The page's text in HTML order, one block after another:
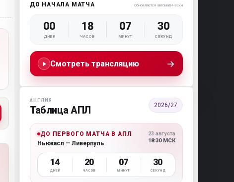
ДО НАЧАЛА МАТЧА Обновляется автоматически
00
ДНЕЙ
18
ЧАСОВ
07
МИНУТ
29
СЕКУНД
Смотреть трансляцию →
АНГЛИЯ
Таблица АПЛ 2026/27
ДО ПЕРВОГО МАТЧА В АПЛ
Ньюкасл — Ливерпуль
23 августа
18:30 МСК
14
ДНЕЙ
20
ЧАСОВ
07
МИНУТ
29
СЕКУНД